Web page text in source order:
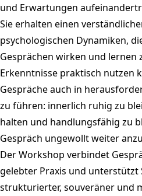
und Erwartungen
Sie erhalten einen
psychologischen Dynamiken,
Gesprächen wirken und lernen
Erkenntnisse praktisch nutzen
Gespräche auch in
zu führen: innerlich ruhig zu
halten und handlungsfähig zu
Gespräch ungewollt weiter
Der Workshop verbindet
gelebter Praxis und unterstützt
strukturierter, souveräner und